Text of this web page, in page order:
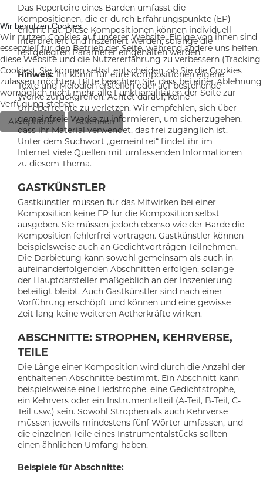
Das Repertoire eines Barden umfasst die
Kompositionen, die er durch Erfahrungspunkte (EP)
erlernt hat. Diese Kompositionen können individuell
interpretiert und inszeniert werden, solange die
festgelegten Parameter eingehalten werden.
Hinweis:Ihr könnt für eure Kompositionen eigene
Texte und Melodien erstellen oder auf bestehende
Werke zurückgreifen. Achtet darauf, keine
Urheberrechte zu verletzen. Wir empfehlen, sich über
gemeinfreie Werke zu informieren, um sicherzugehen,
dass ihr Material verwendet, das frei zugänglich ist.
Unter dem Suchwort „gemeinfrei“ findet ihr im
Internet viele Quellen mit umfassenden Informationen
zu diesem Thema.
GASTKÜNSTLER
Gastkünstler müssen für das Mitwirken bei einer
Komposition keine EP für die Komposition selbst
ausgeben. Sie müssen jedoch ebenso wie der Barde die
Komposition fehlerfrei vortragen. Gastkünstler können
beispielsweise auch an Gedichtvorträgen Teilnehmen.
Die Darbietung kann sowohl gemeinsam als auch in
aufeinanderfolgenden Abschnitten erfolgen, solange
der Hauptdarsteller maßgeblich an der Inszenierung
beteiligt bleibt. Auch Gastkünstler sind nach einer
Vorführung erschöpft und können und eine gewisse
Zeit lang keine weiteren Aetherkräfte wirken.
ABSCHNITTE: STROPHEN, KEHRVERSE,
TEILE
Die Länge einer Komposition wird durch die Anzahl der
enthaltenen Abschnitte bestimmt. Ein Abschnitt kann
beispielsweise eine Liedstrophe, eine Gedichtstrophe,
ein Kehrvers oder ein Instrumentalteil (A-Teil, B-Teil, C-
Teil usw.) sein. Sowohl Strophen als auch Kehrverse
müssen jeweils mindestens fünf Wörter umfassen, und
die einzelnen Teile eines Instrumentalstücks sollten
einen ähnlichen Umfang haben.
Beispiele für Abschnitte:
Wir benutzen Cookies
Wir nutzen Cookies auf unserer Website. Einige von ihnen sind
essenziell für den Betrieb der Seite, während andere uns helfen,
diese Website und die Nutzererfahrung zu verbessern (Tracking
Cookies). Sie können selbst entscheiden, ob Sie die Cookies
zulassen möchten. Bitte beachten Sie, dass bei einer Ablehnung
womöglich nicht mehr alle Funktionalitäten der Seite zur
Verfügung stehen.
Akzeptieren
Ablehnen